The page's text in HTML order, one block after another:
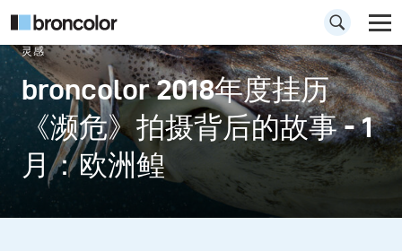
灵感
broncolor 2018年度挂历
《濒危》拍摄背后的故事 - ​1
月：欧洲鳇